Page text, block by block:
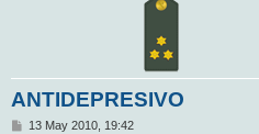
ANTIDEPRESIVO
M13 May 2010, 19:42